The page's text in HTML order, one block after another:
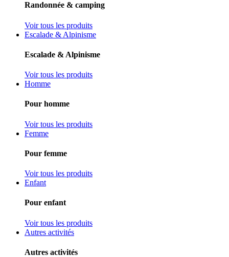
Randonnée & camping
Voir tous les produits
Escalade & Alpinisme
Escalade & Alpinisme
Voir tous les produits
Homme
Pour homme
Voir tous les produits
Femme
Pour femme
Voir tous les produits
Enfant
Pour enfant
Voir tous les produits
Autres activités
Autres activités